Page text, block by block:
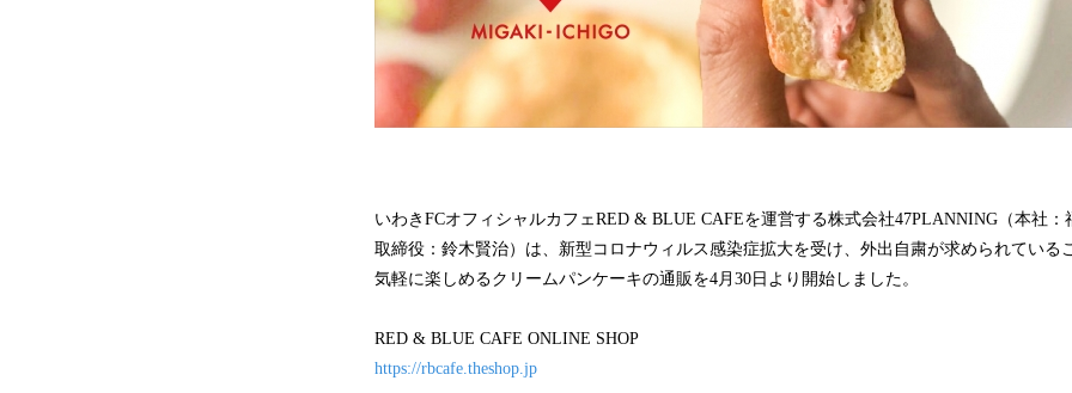
いわきFCオフィシャルカフェRED & BLUE CAFEを運営する株式会社47PLANNING（本社
取締役：鈴木賢治）は、新型コロナウィルス感染症拡大を受け、外出自粛が求められている
気軽に楽しめるクリームパンケーキの通販を4月30日より開始しました。
RED & BLUE CAFE ONLINE SHOP
https://rbcafe.theshop.jp